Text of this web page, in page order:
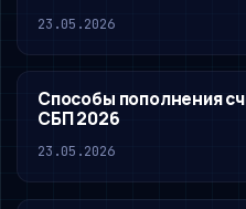
23.05.2026
Способы пополнения
СБП 2026
23.05.2026